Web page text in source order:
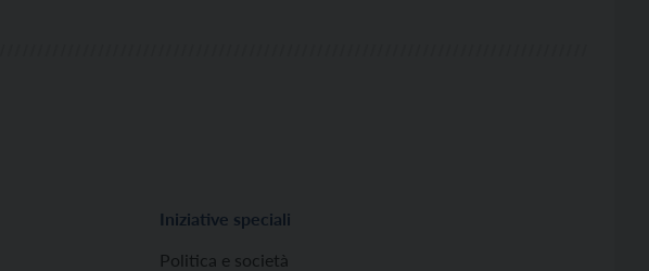
Iniziative speciali
Politica e società